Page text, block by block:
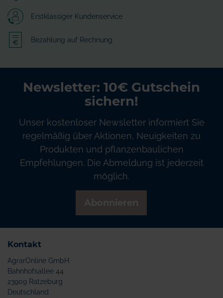
Erstklassiger Kundenservice
Bezahlung auf Rechnung
Newsletter: 10€ Gutschein
sichern!
Unser kostenloser Newsletter informiert Sie
regelmäßig über Aktionen, Neuigkeiten zu
Produkten und pflanzenbaulichen
Empfehlungen. Die Abmeldung ist jederzeit
möglich.
Kontakt
AgrarOnline GmbH
Bahnhofsallee 44
23909 Ratzeburg
Deutschland